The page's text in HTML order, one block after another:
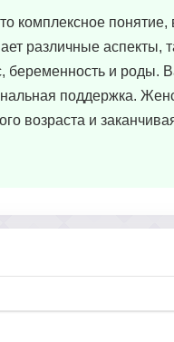
комплексное
различные аспекты,
беременность и роды.
поддержка.
возраста и